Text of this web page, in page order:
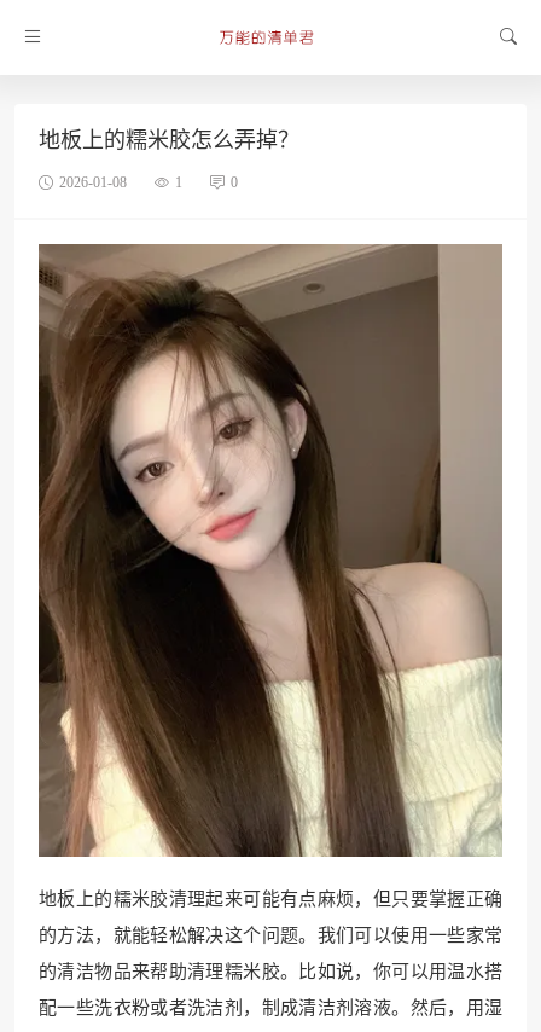
地板上的糯米胶怎么弄掉？
2026-01-08 1 0
地板上的糯米胶清理起来可能有点麻烦，但只要掌握正确
的方法，就能轻松解决这个问题。我们可以使用一些家常
的清洁物品来帮助清理糯米胶。比如说，你可以用温水搭
配一些洗衣粉或者洗洁剂，制成清洁剂溶液。然后，用湿